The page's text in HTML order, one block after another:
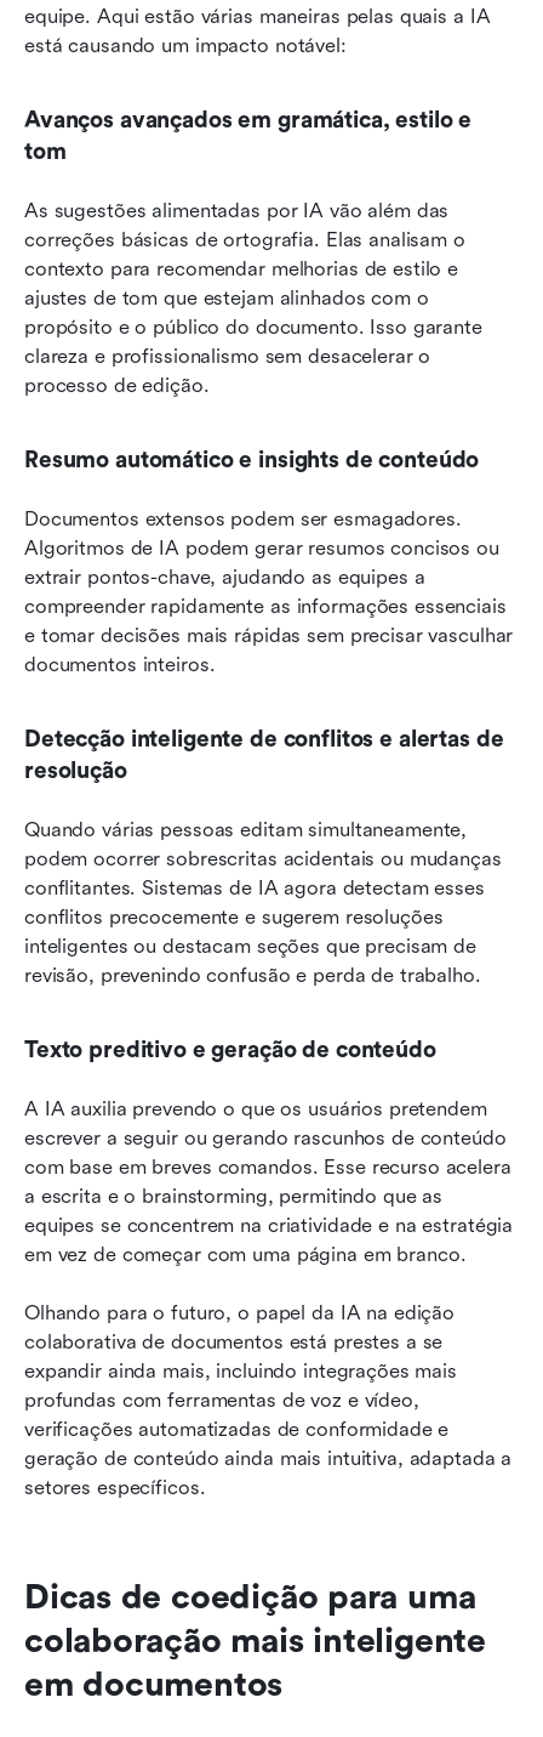
equipe. Aqui estão várias maneiras pelas quais a IA
está causando um impacto notável:
Avanços avançados em gramática, estilo e
tom
As sugestões alimentadas por IA vão além das
correções básicas de ortografia. Elas analisam o
contexto para recomendar melhorias de estilo e
ajustes de tom que estejam alinhados com o
propósito e o público do documento. Isso garante
clareza e profissionalismo sem desacelerar o
processo de edição.
Resumo automático e insights de conteúdo
Documentos extensos podem ser esmagadores.
Algoritmos de IA podem gerar resumos concisos ou
extrair pontos-chave, ajudando as equipes a
compreender rapidamente as informações essenciais
e tomar decisões mais rápidas sem precisar vasculhar
documentos inteiros.
Detecção inteligente de conflitos e alertas de
resolução
Quando várias pessoas editam simultaneamente,
podem ocorrer sobrescritas acidentais ou mudanças
conflitantes. Sistemas de IA agora detectam esses
conflitos precocemente e sugerem resoluções
inteligentes ou destacam seções que precisam de
revisão, prevenindo confusão e perda de trabalho.
Texto preditivo e geração de conteúdo
A IA auxilia prevendo o que os usuários pretendem
escrever a seguir ou gerando rascunhos de conteúdo
com base em breves comandos. Esse recurso acelera
a escrita e o brainstorming, permitindo que as
equipes se concentrem na criatividade e na estratégia
em vez de começar com uma página em branco.
Olhando para o futuro, o papel da IA na edição
colaborativa de documentos está prestes a se
expandir ainda mais, incluindo integrações mais
profundas com ferramentas de voz e vídeo,
verificações automatizadas de conformidade e
geração de conteúdo ainda mais intuitiva, adaptada a
setores específicos.
Dicas de coedição para uma
colaboração mais inteligente
em documentos